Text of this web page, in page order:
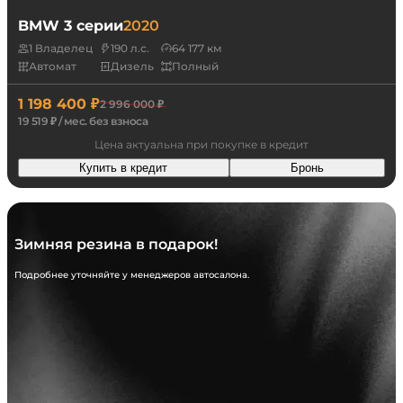
BMW 3 серии2020
1 Владелец 190 л.с.
64 177 км
Автомат
Дизель Полный
1 198 400 ₽2 996 000 ₽
19 519 ₽ / мес. без взноса
Цена актуальна при покупке в кредит
Купить в кредит
Бронь
Зимняя резина в подарок!
Подробнее уточняйте у менеджеров автосалона.